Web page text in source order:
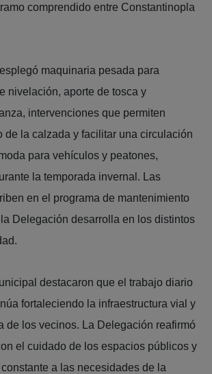
comprendido entre Constantinopla
maquinaria pesada para
nivelación, aporte de tosca y
intervenciones que permiten
de la calzada y facilitar una circulación
para vehículos y peatones,
la temporada invernal. Las
en el programa de mantenimiento
Delegación desarrolla en los distintos
destacaron que el trabajo diario
fortaleciendo la infraestructura vial y
de los vecinos. La Delegación reafirmó
el cuidado de los espacios públicos y
a las necesidades de la